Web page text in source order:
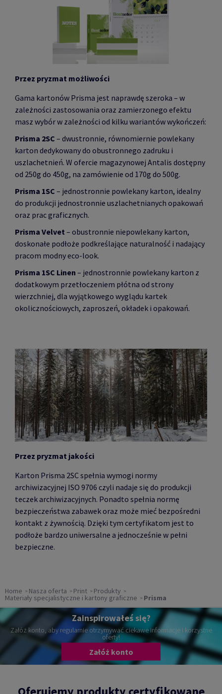
Przez pryzmat możliwości
Gama kartonów Prisma jest naprawdę szeroka – w
zależności zastosowania oraz zamierzonego efektu
masz wybór w zależności od kilku wariantów wykończeń:
Prisma 2SC – dwustronnie, równomiernie powlekany
karton dedykowany do obustronnego zadruku i
uszlachetnień. W ofercie magazynowej Antalis dostępny
od 250g do 450g, na zamówienie od 170g do 500g.
Prisma 1SC – jednostronnie powlekany karton, idealny
do produkcji jednostronnie uszlachetnianych opakowań
oraz prac graficznych.
Prisma Velvet – obustronnie niepowlekany karton,
doskonałe podłoże podkreślające naturalność i nadający
pracom modny eco-look.
Prisma 1SC Linen – jednostronnie powlekany karton z
dodatkowym przetłoczeniem płótna od strony
wierzchniej, dla wyjątkowego wyglądu kartek
okolicznościowych, zaproszeń, okładek i opakowań.
Przez pryzmat jakości
Karton Prisma 2SC spełnia wymogi normy
archiwizacyjnej ISO 9706 czyli nadaje się do produkcji
teczek archiwizacyjnych. Ponadto spełnia normę
bezpieczeństwa zabawek oraz może mieć bezpośredni
kontakt z żywnością. Dzięki tym certyfikatom jest to
podłoże bardzo uniwersalne a jednocześnie w pełni
bezpieczne.
Home Nasza oferta Print Produkty
Materiały specjalistyczne i kartony graficzne Prisma
Zainspirowałeś się?
Załóż konto, aby regularnie otrzymywać ciekawe informacje i korzystne
oferty!
Załóż konto